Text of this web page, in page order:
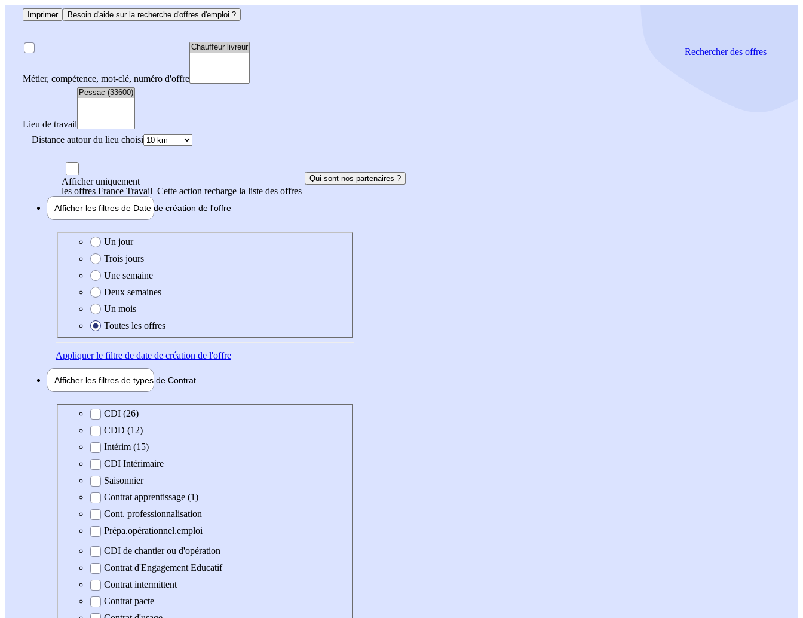
Imprimer Besoin d'aide sur la recherche d'offres d'emploi ?
Métier, compétence, mot-clé, numéro d'offre
Lieu de travail
Distance autour du lieu choisi
Rechercherdes offres
Afficher uniquement
les offres France Travail Cette action recharge la liste des offres
Qui sont nos partenaires ?
Afficher les filtres de Date de création de l'offre
Date de création de l'offre
Un jour
Trois jours
Une semaine
Deux semaines
Un mois
Toutes les offres
Appliquerle filtre de date de création de l'offre
Afficher les filtres de types de Contrat
Type de contratCDI (26)
CDD (12)
Intérim (15)
CDI Intérimaire
Saisonnier
Contrat apprentissage (1)
Cont. professionnalisation
Prépa.opérationnel.emploi
CDI de chantier ou d'opération
Contrat d'Engagement Educatif
Contrat intermittent
Contrat pacte